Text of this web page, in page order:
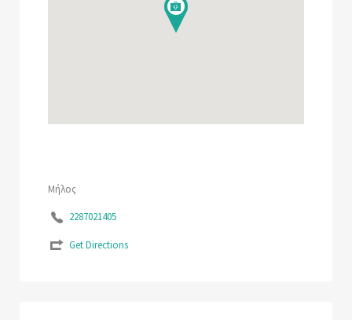
Μήλος
2287021405
Get Directions